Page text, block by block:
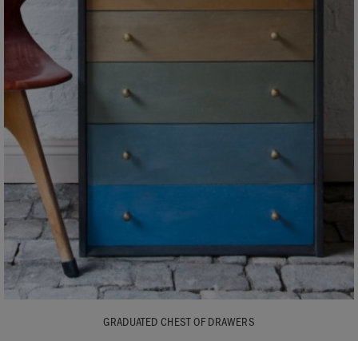
GRADUATED CHEST OF DRAWERS